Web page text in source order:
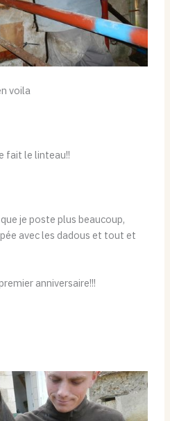
voila
fait le linteau!!
je poste plus beaucoup,
avec les dadous et tout et
anniversaire!!!